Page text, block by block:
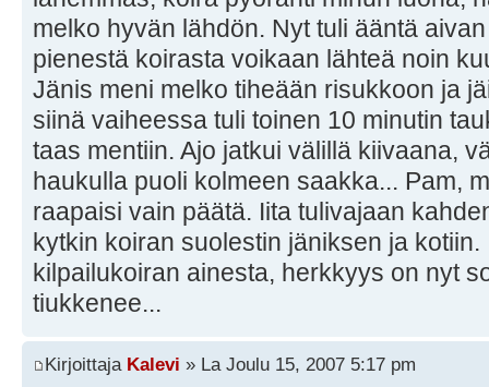
melko hyvän lähdön. Nyt tuli ääntä
pienestä koirasta voikaan lähteä noin
Jänis meni melko tiheään risukkoon ja
siinä vaiheessa tuli toinen 10 minutin
taas mentiin. Ajo jatkui välillä kiivaana,
haukulla puoli kolmeen saakka... Pam,
raapaisi vain päätä. Iita tulivajaan
kytkin koiran suolestin jäniksen ja
kilpailukoiran ainesta, herkkyys on nyt
tiukkenee...
Kirjoittaja Kalevi » La Joulu 15, 2007 5:17 pm